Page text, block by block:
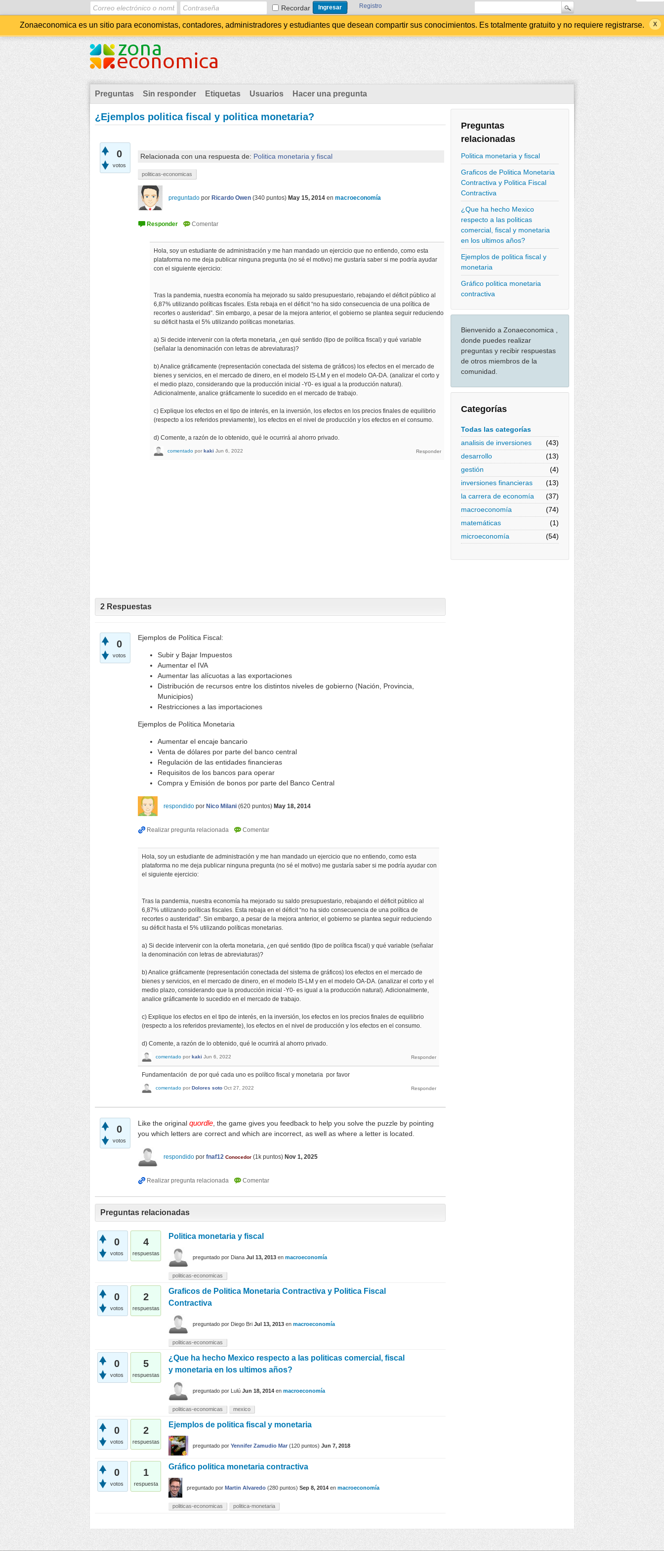
Recordar Registro
Zonaeconomica es un sitio para economistas, contadores, administradores y estudiantes que desean compartir sus conocimientos. Es totalmente gratuito y no requiere registrarse.
Preguntas Sin responder Etiquetas Usuarios Hacer una pregunta
Preguntas
relacionadas
Politica monetaria y fiscal
Graficos de Politica Monetaria
Contractiva y Politica Fiscal
Contractiva
¿Que ha hecho Mexico
respecto a las politicas
comercial, fiscal y monetaria
en los ultimos años?
Ejemplos de politica fiscal y
monetaria
Gráfico politica monetaria
contractiva
Bienvenido a Zonaeconomica ,
donde puedes realizar
preguntas y recibir respuestas
de otros miembros de la
comunidad.
Categorías
Todas las categorías
analisis de inversiones
(43)
desarrollo
(13)
gestión
(4)
inversiones financieras
(13)
la carrera de economía
(37)
macroeconomía
(74)
matemáticas
(1)
microeconomía
(54)
¿Ejemplos politica fiscal y politica monetaria?
0
votos
Relacionada con una respuesta de: Politica monetaria y fiscal
politicas-economicas
preguntado por Ricardo Owen (340 puntos) May 15, 2014 en macroeconomía
Hola, soy un estudiante de administración y me han mandado un ejercicio que no entiendo, como esta
plataforma no me deja publicar ninguna pregunta (no sé el motivo) me gustaría saber si me podría ayudar
con el siguiente ejercicio:
Tras la pandemia, nuestra economía ha mejorado su saldo presupuestario, rebajando el déficit público al
6,87% utilizando políticas fiscales. Esta rebaja en el déficit “no ha sido consecuencia de una política de
recortes o austeridad”. Sin embargo, a pesar de la mejora anterior, el gobierno se plantea seguir reduciendo
su déficit hasta el 5% utilizando políticas monetarias.
a) Si decide intervenir con la oferta monetaria, ¿en qué sentido (tipo de política fiscal) y qué variable
(señalar la denominación con letras de abreviaturas)?
b) Analice gráficamente (representación conectada del sistema de gráficos) los efectos en el mercado de
bienes y servicios, en el mercado de dinero, en el modelo IS-LM y en el modelo OA-DA. (analizar el corto y
el medio plazo, considerando que la producción inicial -Y0- es igual a la producción natural).
Adicionalmente, analice gráficamente lo sucedido en el mercado de trabajo.
c) Explique los efectos en el tipo de interés, en la inversión, los efectos en los precios finales de equilibrio
(respecto a los referidos previamente), los efectos en el nivel de producción y los efectos en el consumo.
d) Comente, a razón de lo obtenido, qué le ocurrirá al ahorro privado.
comentado por kaki Jun 6, 2022
2 Respuestas
0
votos
Ejemplos de Política Fiscal:
Subir y Bajar Impuestos
Aumentar el IVA
Aumentar las alícuotas a las exportaciones
Distribución de recursos entre los distintos niveles de gobierno (Nación, Provincia,
Municipios)
Restricciones a las importaciones
Ejemplos de Política Monetaria
Aumentar el encaje bancario
Venta de dólares por parte del banco central
Regulación de las entidades financieras
Requisitos de los bancos para operar
Compra y Emisión de bonos por parte del Banco Central
respondido por Nico Milani (620 puntos) May 18, 2014
Hola, soy un estudiante de administración y me han mandado un ejercicio que no entiendo, como esta
plataforma no me deja publicar ninguna pregunta (no sé el motivo) me gustaría saber si me podría ayudar con
el siguiente ejercicio:
Tras la pandemia, nuestra economía ha mejorado su saldo presupuestario, rebajando el déficit público al
6,87% utilizando políticas fiscales. Esta rebaja en el déficit “no ha sido consecuencia de una política de
recortes o austeridad”. Sin embargo, a pesar de la mejora anterior, el gobierno se plantea seguir reduciendo
su déficit hasta el 5% utilizando políticas monetarias.
a) Si decide intervenir con la oferta monetaria, ¿en qué sentido (tipo de política fiscal) y qué variable (señalar
la denominación con letras de abreviaturas)?
b) Analice gráficamente (representación conectada del sistema de gráficos) los efectos en el mercado de
bienes y servicios, en el mercado de dinero, en el modelo IS-LM y en el modelo OA-DA. (analizar el corto y el
medio plazo, considerando que la producción inicial -Y0- es igual a la producción natural). Adicionalmente,
analice gráficamente lo sucedido en el mercado de trabajo.
c) Explique los efectos en el tipo de interés, en la inversión, los efectos en los precios finales de equilibrio
(respecto a los referidos previamente), los efectos en el nivel de producción y los efectos en el consumo.
d) Comente, a razón de lo obtenido, qué le ocurrirá al ahorro privado.
comentado por kaki Jun 6, 2022
Fundamentación de por qué cada uno es político fiscal y monetaria por favor
comentado por Dolores soto Oct 27, 2022
0
votos
Like the original quordle, the game gives you feedback to help you solve the puzzle by pointing
you which letters are correct and which are incorrect, as well as where a letter is located.
respondido por fnaf12 Conocedor (1k puntos) Nov 1, 2025
Preguntas relacionadas
0
votos
4
respuestas
Politica monetaria y fiscal
preguntado por Diana Jul 13, 2013 en macroeconomía
politicas-economicas
0
votos
2
respuestas
Graficos de Politica Monetaria Contractiva y Politica Fiscal
Contractiva
preguntado por Diego Bri Jul 13, 2013 en macroeconomía
politicas-economicas
0
votos
5
respuestas
¿Que ha hecho Mexico respecto a las politicas comercial, fiscal
y monetaria en los ultimos años?
preguntado por Lulú Jun 18, 2014 en macroeconomía
politicas-economicas mexico
0
votos
2
respuestas
Ejemplos de politica fiscal y monetaria
preguntado por Yennifer Zamudio Mar (120 puntos) Jun 7, 2018
0
votos
1
respuesta
Gráfico politica monetaria contractiva
preguntado por Martin Alvaredo (280 puntos) Sep 8, 2014 en macroeconomía
politicas-economicas politica-monetaria